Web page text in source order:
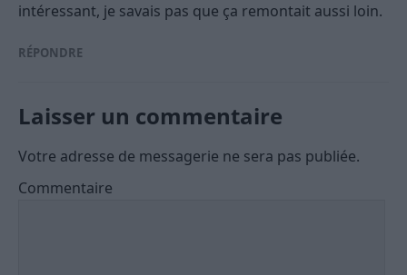
intéressant, je savais pas que ça remontait aussi loin.
RÉPONDRE
Laisser un commentaire
Votre adresse de messagerie ne sera pas publiée.
Commentaire